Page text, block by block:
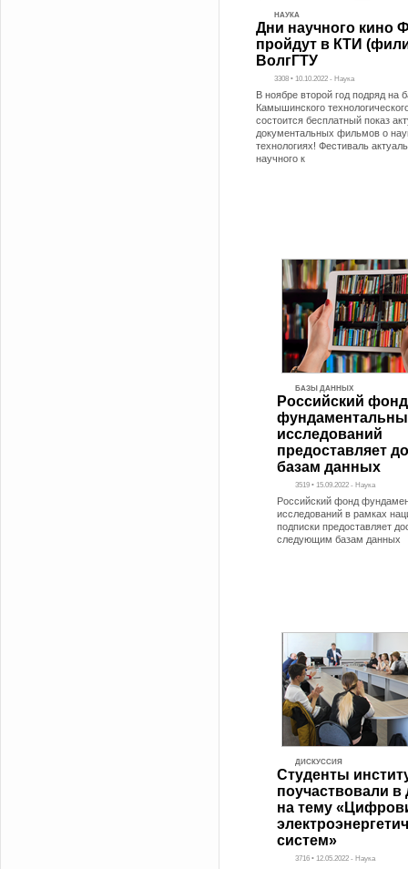
НАУКА
Дни научного кино
пройдут в КТИ
ВолгГТУ
3308 • 10.10.2022 - Наука
В ноябре второй год подряд на
Камышинского
состоится бесплатный показ
документальных фильмов о
технологиях! Фестиваль
научного к
БАЗЫ ДАННЫХ
Российский фонд
исследований
предоставляет
базам данных
3519 • 15.09.2022 - Наука
Российский фонд
исследований в рамках
подписки предоставляет
следующим базам данных
ДИСКУССИЯ
Студенты
поучаствовали в
на тему
систем»
3716 • 12.05.2022 - Наука